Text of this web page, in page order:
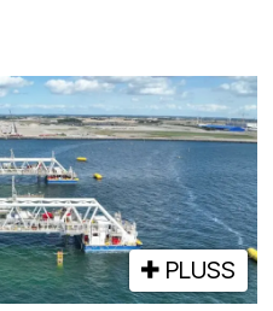
PLUSS